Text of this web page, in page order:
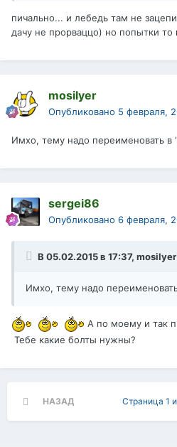
пичально... и лебедь там не
дачу не прорваццо) но попытки
mosilyer
Опубликовано 5 февраля,
Имхо, тему надо переименовать в
sergei86
Опубликовано 6 февраля,
В 05.02.2015 в 17:37,
Имхо, тему надо
А по моему и так
Тебе какие болты нужны?
НАЗАД Страница 1